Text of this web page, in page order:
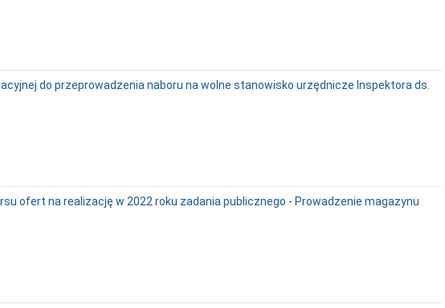
do przeprowadzenia naboru na wolne stanowisko urzędnicze Inspektora ds.
ofert na realizację w 2022 roku zadania publicznego - Prowadzenie magazynu